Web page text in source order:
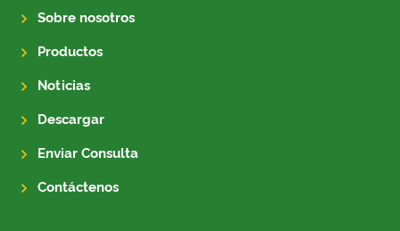
Sobre nosotros
Productos
Noticias
Descargar
Enviar Consulta
Contáctenos